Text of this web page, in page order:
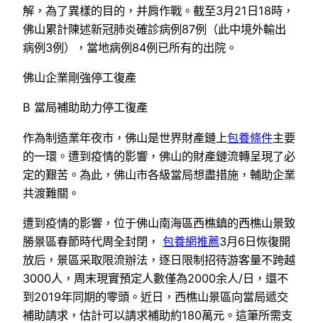
解，為了異樣的目的，并肩作戰。截至3月21日18時，
佛山累計陳述新冠肺炎確診病例87例（此中境外輸出
病例3例），當地病例84例已所有的出院。
佛山企業剛強停工復產
B 當局補助助力停工復產
作為制造業年夜市，佛山是世界財產鏈上包養條件主要
的一環。遭到疫情的影響，佛山的財產鏈流轉呈現了必
定的艱苦。為此，佛山市各級當局想盡措施，輔助企業
共渡難關。
遭到疫情的影響，位于佛山南海區西樵鎮的西樵山景致
勝景區春節時代周全封閉， 包養網推薦3月6日恢復開
放后，景區采取限流辦法，逐日限制招待游客量不跨越
3000人，周末現實預定人數僅為2000余人/日，還不
到2019年同期的零頭。近日，西樵山景區向當局遞交
補助請求，估計可以請求補助約180萬元。這筆所需支